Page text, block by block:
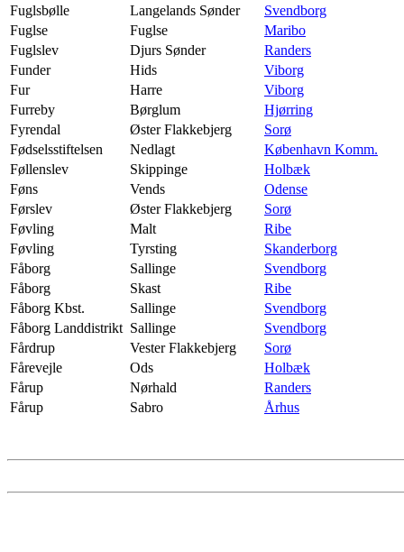
Fuglsbølle
Langelands Sønder
Svendborg
Fuglse
Fuglse
Maribo
Fuglslev
Djurs Sønder
Randers
Funder
Hids
Viborg
Fur
Harre
Viborg
Furreby
Børglum
Hjørring
Fyrendal
Øster Flakkebjerg
Sorø
Fødselsstiftelsen
Nedlagt
København Komm.
Føllenslev
Skippinge
Holbæk
Føns
Vends
Odense
Førslev
Øster Flakkebjerg
Sorø
Føvling
Malt
Ribe
Føvling
Tyrsting
Skanderborg
Fåborg
Sallinge
Svendborg
Fåborg
Skast
Ribe
Fåborg Kbst.
Sallinge
Svendborg
Fåborg Landdistrikt Sallinge
Svendborg
Fårdrup
Vester Flakkebjerg
Sorø
Fårevejle
Ods
Holbæk
Fårup
Nørhald
Randers
Fårup
Sabro Århus